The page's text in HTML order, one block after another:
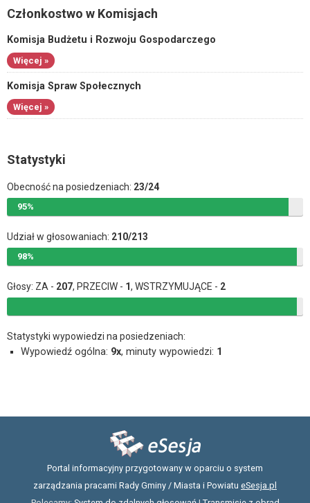
Członkostwo w Komisjach
Komisja Budżetu i Rozwoju Gospodarczego
Więcej »
Komisja Spraw Społecznych
Więcej »
Statystyki
Obecność na posiedzeniach: 23/24
95%
Udział w głosowaniach: 210/213
98%
Głosy: ZA - 207, PRZECIW - 1, WSTRZYMUJĄCE - 2
Statystyki wypowiedzi na posiedzeniach:
Wypowiedź ogólna: 9x, minuty wypowiedzi: 1
Portal informacyjny przygotowany w oparciu o system
zarządzania pracami Rady Gminy / Miasta i Powiatu eSesja.pl